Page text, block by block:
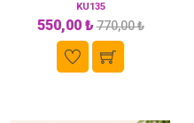
KU135
550,00 ₺770,00 ₺